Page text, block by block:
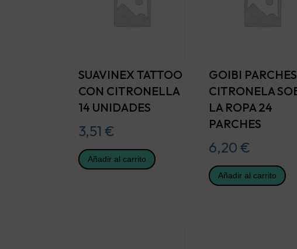
SUAVINEX TATTOO
CON CITRONELLA
14 UNIDADES
3,51€
Añadir al carrito
GOIBI PARCHES
CITRONELA
LA ROPA 24
PARCHES
6,20€
Añadir al carrito